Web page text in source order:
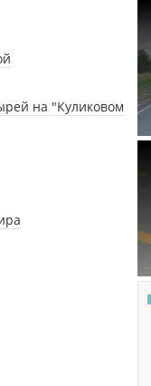
на "Куликовом